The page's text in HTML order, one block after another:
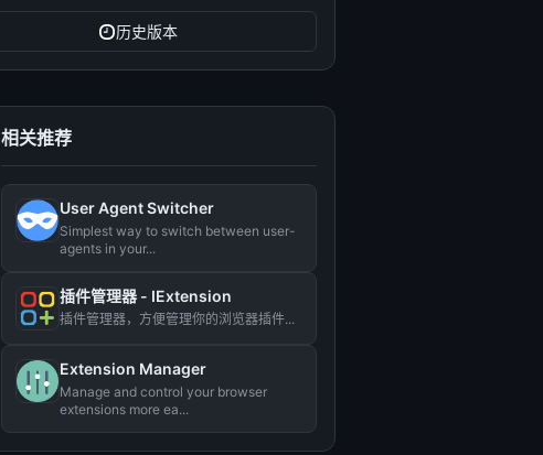
历史版本
相关推荐
User Agent Switcher
Simplest way to switch between user-
agents in your...
插件管理器 - IExtension
插件管理器，方便管理你的浏览器插件...
Extension Manager
Manage and control your browser
extensions more ea...